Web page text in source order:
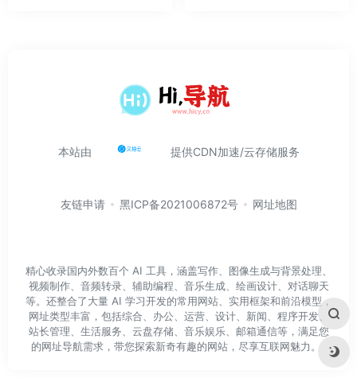
本站由 提供CDN加速/云存储服务
友链申请 黑ICP备2021006872号 网址地图
精心收录国内外数百个 AI 工具，涵盖写作、图像生成与背景处理、
视频制作、音频转录、辅助编程、音乐生成、绘画设计、对话聊天
等。还整合了大量 AI 学习开发的常用网站、实用框架和前沿模型，
网址类型丰富，包括综合、办公、运营、设计、新闻、程序开发、
站长管理、生活服务、云盘存储、音乐娱乐、邮箱通信等，满足您
的网址导航需求，带您探索新奇有趣的网站，尽享互联网魅力。